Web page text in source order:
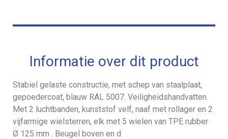
Informatie over dit product
Stabiel gelaste constructie, met schep van staalplaat,
gepoedercoat, blauw RAL 5007. Veiligheidshandvatten.
Met 2 luchtbanden, kunststof velf, naaf met rollager en 2
vijfarmige wielsterren, elk met 5 wielen van TPE rubber
Ø 125 mm . Beugel boven en d